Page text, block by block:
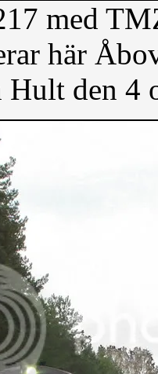
med
här
Hult den 4